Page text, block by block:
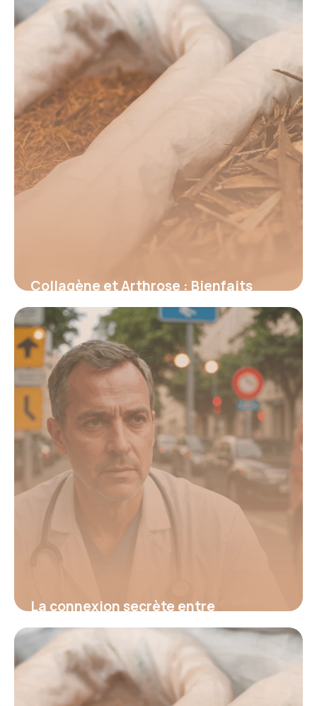
17 juin 2026
Collagène et Arthrose : Bienfaits
Prouvés 2026
16 juin 2026
La connexion secrète entre
hypertension et fatigue : découvrez
le signal d’alerte invisible qui menace
votre santé et comment l’identifier
avant qu’il ne soit trop tard